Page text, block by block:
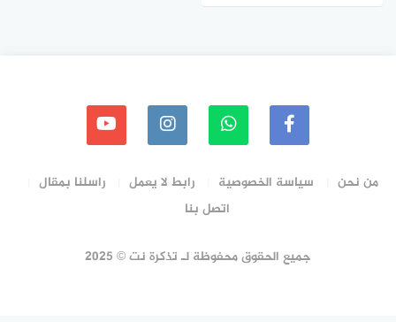
من نحن سياسة الخصوصية رابط لا يعمل
راسلنا بمقال
اتصل بنا
جميع الحقوق محفوظة لـ تذكرة نت © 2025